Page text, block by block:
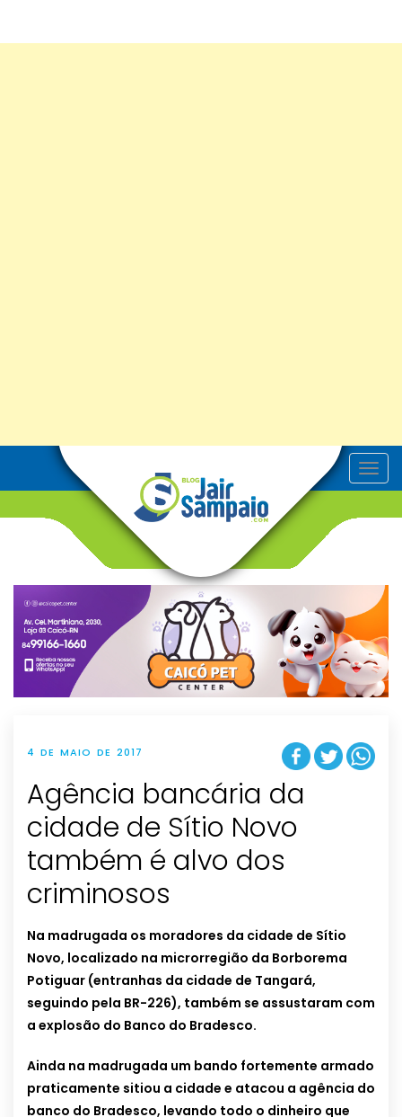
T
o
v
g
t
i
o
n
4 DE MAIO DE 2017
Agência bancária da
cidade de Sítio Novo
também é alvo dos
criminosos
Na madrugada os moradores da cidade de Sítio
Novo, localizado na microrregião da Borborema
Potiguar (entranhas da cidade de Tangará,
seguindo pela BR-226), também se assustaram com
a explosão do Banco do Bradesco.
Ainda na madrugada um bando fortemente armado
praticamente sitiou a cidade e atacou a agência do
banco do Bradesco, levando todo o dinheiro que